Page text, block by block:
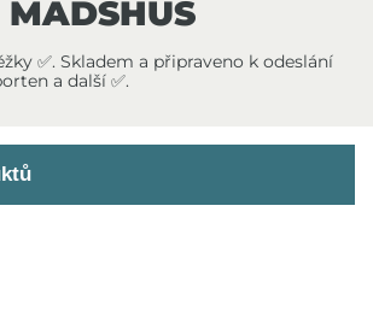
MADSHUS
✅. Skladem a připraveno k odeslání
a další ✅.